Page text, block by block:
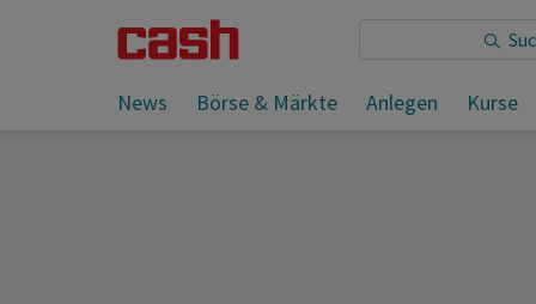
News Börse & Märkte Anlegen Kurse
Sie lesen: